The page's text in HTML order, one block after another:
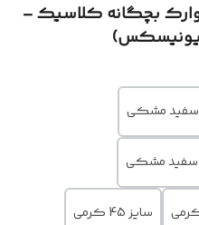
بچگانه کلاسیک –
(یونیسکس)
سایز 45 کرمی